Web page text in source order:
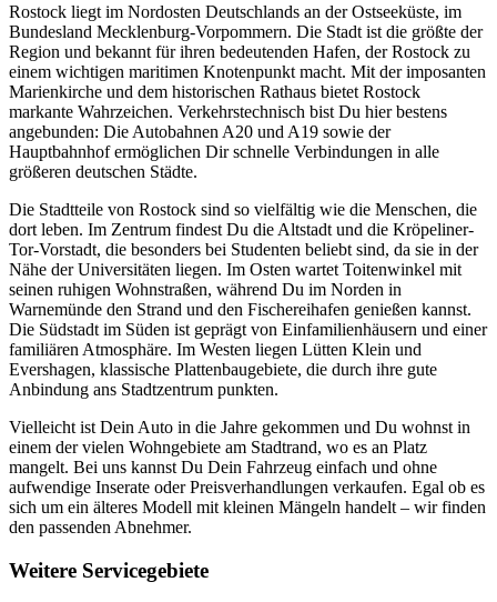
Rostock liegt im Nordosten Deutschlands an der Ostseeküste, im
Bundesland Mecklenburg-Vorpommern. Die Stadt ist die größte der
Region und bekannt für ihren bedeutenden Hafen, der Rostock zu
einem wichtigen maritimen Knotenpunkt macht. Mit der imposanten
Marienkirche und dem historischen Rathaus bietet Rostock
markante Wahrzeichen. Verkehrstechnisch bist Du hier bestens
angebunden: Die Autobahnen A20 und A19 sowie der
Hauptbahnhof ermöglichen Dir schnelle Verbindungen in alle
größeren deutschen Städte.
Die Stadtteile von Rostock sind so vielfältig wie die Menschen, die
dort leben. Im Zentrum findest Du die Altstadt und die Kröpeliner-
Tor-Vorstadt, die besonders bei Studenten beliebt sind, da sie in der
Nähe der Universitäten liegen. Im Osten wartet Toitenwinkel mit
seinen ruhigen Wohnstraßen, während Du im Norden in
Warnemünde den Strand und den Fischereihafen genießen kannst.
Die Südstadt im Süden ist geprägt von Einfamilienhäusern und einer
familiären Atmosphäre. Im Westen liegen Lütten Klein und
Evershagen, klassische Plattenbaugebiete, die durch ihre gute
Anbindung ans Stadtzentrum punkten.
Vielleicht ist Dein Auto in die Jahre gekommen und Du wohnst in
einem der vielen Wohngebiete am Stadtrand, wo es an Platz
mangelt. Bei uns kannst Du Dein Fahrzeug einfach und ohne
aufwendige Inserate oder Preisverhandlungen verkaufen. Egal ob es
sich um ein älteres Modell mit kleinen Mängeln handelt – wir finden
den passenden Abnehmer.
Weitere Servicegebiete